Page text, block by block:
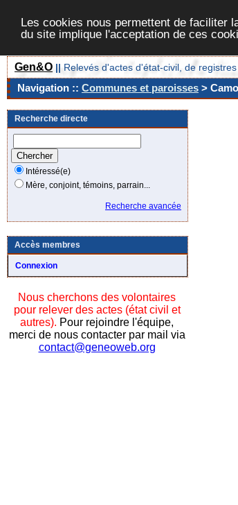
Les cookies nous permettent de faciliter
du site implique l'acceptation de ces
Gen&O || Relevés d'actes d'état-civil, de
Navigation :: Communes et paroisses >
Recherche directe
Intéressé(e)
Mère, conjoint, témoins, parrain...
Recherche avancée
Accès membres
Connexion
Nous cherchons des volontaires
pour relever des actes (état civil et
autres). Pour rejoindre l'équipe,
merci de nous contacter par mail via
contact@geneoweb.org